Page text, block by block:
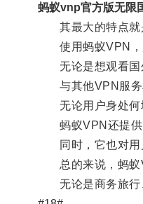
蚂蚁vnp官方版无限
其最大的特点就
使用蚂蚁VPN，
无论是想观看国
与其他VPN服务
无论用户身处何
蚂蚁VPN还提供
同时，它也对用
总的来说，蚂蚁
无论是商务旅行、